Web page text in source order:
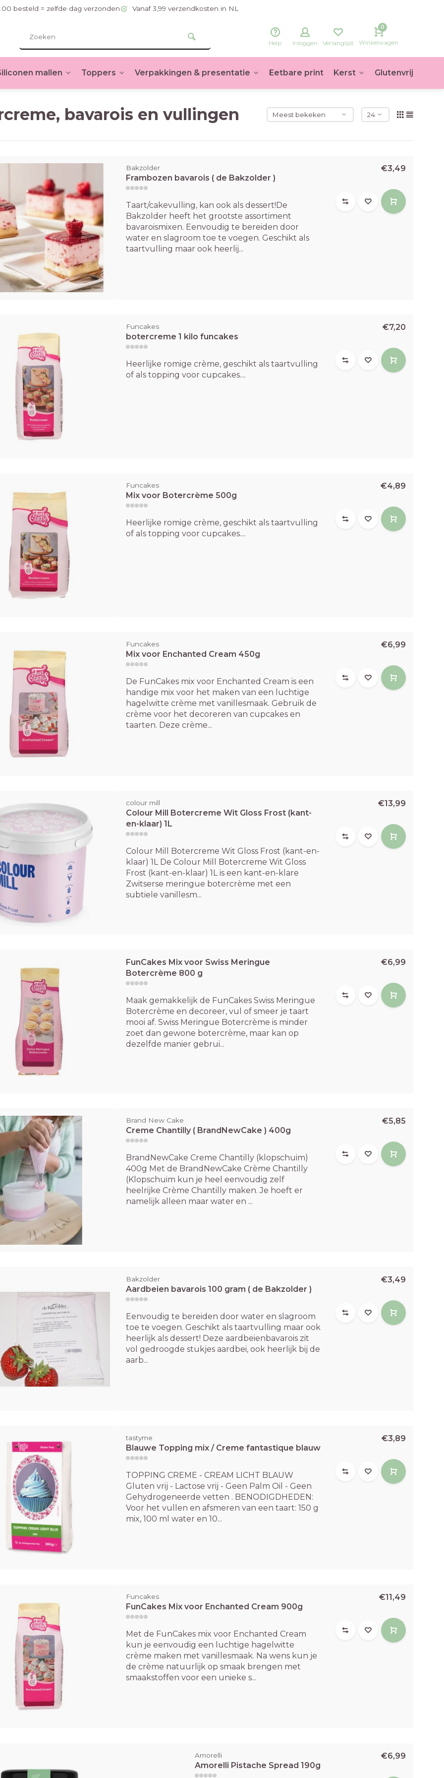
besteld = zelfde dag verzonden Vanaf 3,99 verzendkosten in NL
Help Inloggen Verlanglijst
0
Winkelwagen
mallen Toppers Verpakkingen & presentatie Eetbare print Kerst Glutenvrij
bavarois en vullingen
Bakzolder
Frambozen bavarois ( de Bakzolder )
Taart/cakevulling, kan ook als dessert!De
Bakzolder heeft het grootste assortiment
bavaroismixen. Eenvoudig te bereiden door
water en slagroom toe te voegen. Geschikt als
taartvulling maar ook heerlij...
€3,49
Funcakes
botercreme 1 kilo funcakes
Heerlijke romige crème, geschikt als taartvulling
of als topping voor cupcakes....
€7,20
Funcakes
Mix voor Botercrème 500g
Heerlijke romige crème, geschikt als taartvulling
of als topping voor cupcakes....
€4,89
Funcakes
Mix voor Enchanted Cream 450g
De FunCakes mix voor Enchanted Cream is een
handige mix voor het maken van een luchtige
hagelwitte crème met vanillesmaak. Gebruik de
crème voor het decoreren van cupcakes en
taarten. Deze crème...
€6,99
colour mill
Colour Mill Botercreme Wit Gloss Frost (kant-
en-klaar) 1L
Colour Mill Botercreme Wit Gloss Frost (kant-en-
klaar) 1L De Colour Mill Botercreme Wit Gloss
Frost (kant-en-klaar) 1L is een kant-en-klare
Zwitserse meringue botercrème met een
subtiele vanillesm...
€13,99
FunCakes Mix voor Swiss Meringue
Botercrème 800 g
Maak gemakkelijk de FunCakes Swiss Meringue
Botercrème en decoreer, vul of smeer je taart
mooi af. Swiss Meringue Botercrème is minder
zoet dan gewone botercrème, maar kan op
dezelfde manier gebrui...
€6,99
Brand New Cake
Creme Chantilly ( BrandNewCake ) 400g
BrandNewCake Creme Chantilly (klopschuim)
400g Met de BrandNewCake Crème Chantilly
(Klopschuim kun je heel eenvoudig zelf
heelrijke Crème Chantilly maken. Je hoeft er
namelijk alleen maar water en ...
€5,85
Bakzolder
Aardbeien bavarois 100 gram ( de Bakzolder )
Eenvoudig te bereiden door water en slagroom
toe te voegen. Geschikt als taartvulling maar ook
heerlijk als dessert! Deze aardbeienbavarois zit
vol gedroogde stukjes aardbei, ook heerlijk bij de
aarb...
€3,49
tastyme
Blauwe Topping mix / Creme fantastique blauw
TOPPING CREME - CREAM LICHT BLAUW
Gluten vrij - Lactose vrij - Geen Palm Oil - Geen
Gehydrogeneerde vetten . BENODIGDHEDEN:
Voor het vullen en afsmeren van een taart: 150 g
mix, 100 ml water en 10...
€3,89
Funcakes
FunCakes Mix voor Enchanted Cream 900g
Met de FunCakes mix voor Enchanted Cream
kun je eenvoudig een luchtige hagelwitte
crème maken met vanillesmaak. Na wens kun je
de crème natuurlijk op smaak brengen met
smaakstoffen voor een unieke s...
€11,49
Amorelli
Amorelli Pistache Spread 190g
€6,99